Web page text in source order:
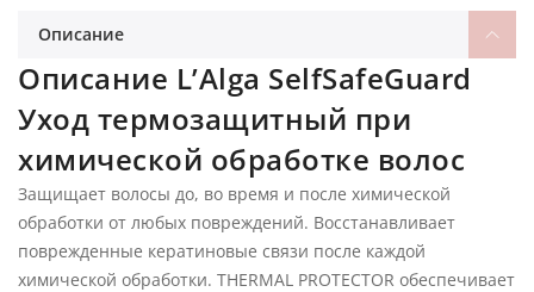
Описание
Описание L’Alga SelfSafeGuard
Уход термозащитный при
химической обработке волос
Защищает волосы до, во время и после химической
обработки от любых повреждений. Восстанавливает
поврежденные кератиновые связи после каждой
химической обработки. THERMAL PROTECTOR обеспечивает